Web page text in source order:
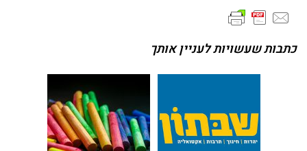
כתבות שעשויות לעניין אותך